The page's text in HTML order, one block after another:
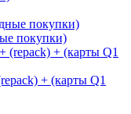
покупки)
+ (карты Q1